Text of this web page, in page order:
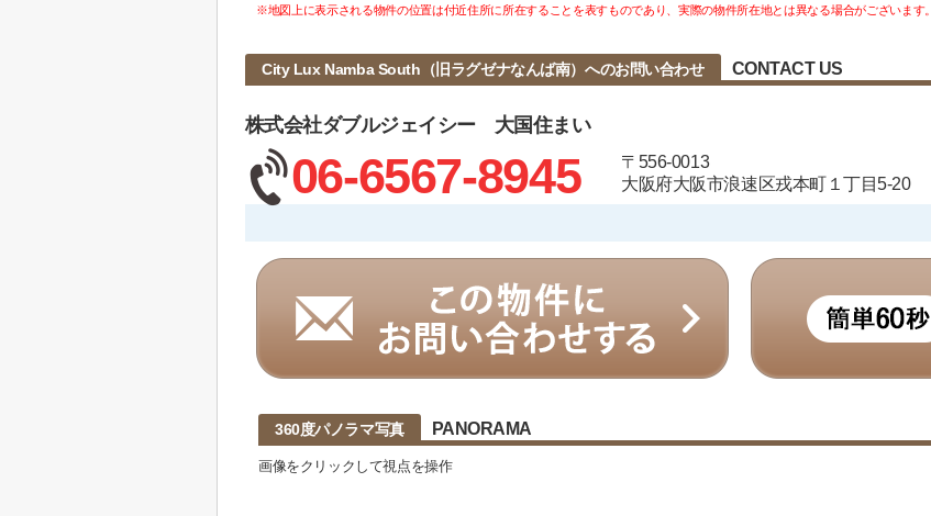
※地図上に表示される物件の位置は付近住所に所在することを表すものであり、実際の物件所在地とは異なる場合がございます。
City Lux Namba South（旧ラグゼナなんば南）へのお問い合わせ CONTACT US
株式会社ダブルジェイシー 大国住まい
06-6567-8945
〒556-0013
大阪府大阪市浪速区戎本町１丁目5-20
360度パノラマ写真 PANORAMA
画像をクリックして視点を操作